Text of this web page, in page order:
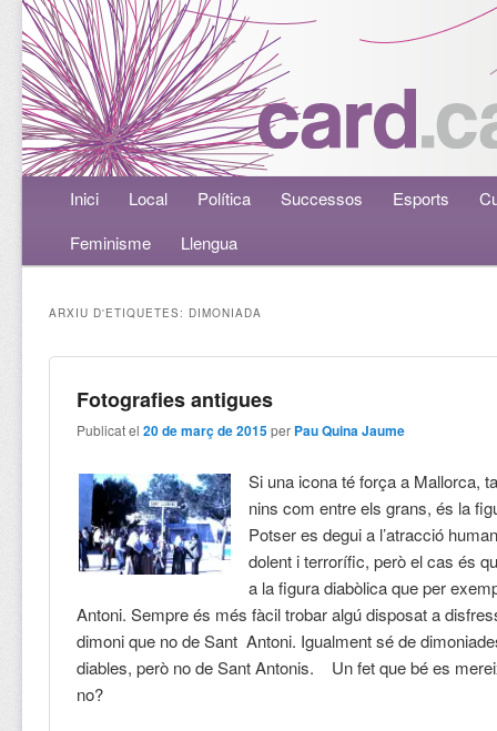
Menú principalAneu al contingut principal
Aneu al contingut secundari
Inici Local Política Successos Esports
Feminisme
Llengua
ARXIU D'ETIQUETES: DIMONIADA
Fotografies antigues
Publicat el20 de març de 2015 per Pau Quina Jaume
Si una icona té força a Mallorca,
nins com entre els grans, és la
Potser es degui a l’atracció
dolent i terrorífic, però el cas és
a la figura diabòlica que per
Antoni. Sempre és més fàcil trobar algú disposat a
dimoni que no de Sant Antoni. Igualment sé de
diables, però no de Sant Antonis. Un fet que bé es
no?